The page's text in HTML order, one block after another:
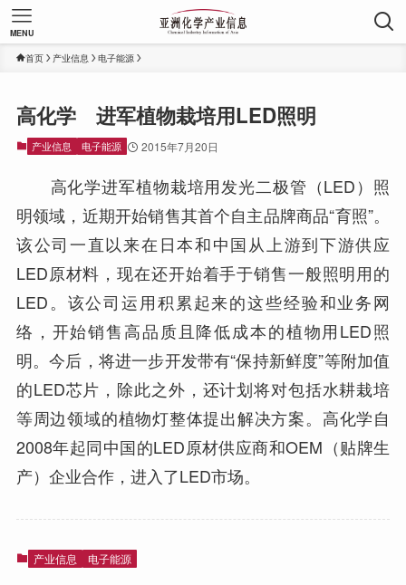
MENU
首页 产业信息 电子能源
高化学 进军植物栽培用LED照明
产业信息 电子能源 2015年7月20日
高化学进军植物栽培用发光二极管（LED）照
明领域，近期开始销售其首个自主品牌商品“育照”。
该公司一直以来在日本和中国从上游到下游供应
LED原材料，现在还开始着手于销售一般照明用的
LED。该公司运用积累起来的这些经验和业务网
络，开始销售高品质且降低成本的植物用LED照
明。今后，将进一步开发带有“保持新鲜度”等附加值
的LED芯片，除此之外，还计划将对包括水耕栽培
等周边领域的植物灯整体提出解决方案。高化学自
2008年起同中国的LED原材供应商和OEM（贴牌生
产）企业合作，进入了LED市场。
产业信息 电子能源